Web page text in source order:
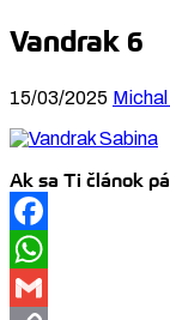
Vandrak 6
15/03/2025
Ak sa Ti článok
Facebook
WhatsApp